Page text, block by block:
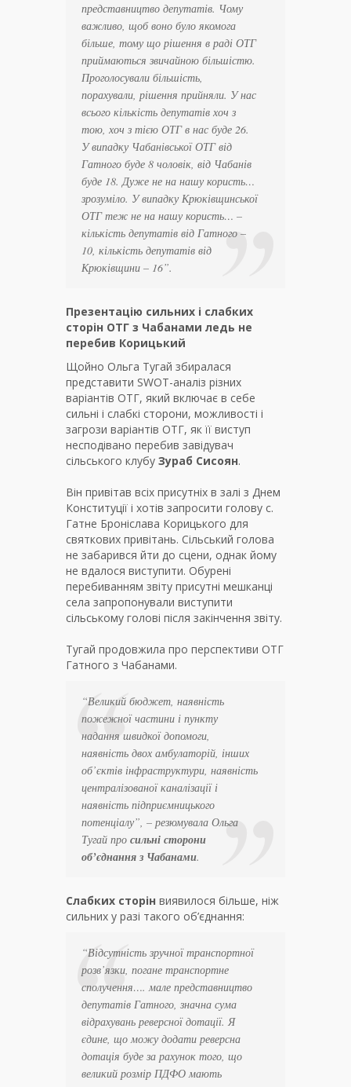
представництво депутатів. Чому
важливо, щоб воно було якомога
більше, тому що рішення в раді ОТГ
приймаються звичайною більшістю.
Проголосували більшість,
порахували, рішення прийняли. У нас
всього кількість депутатів хоч з
тою, хоч з тією ОТГ в нас буде 26.
У випадку Чабанівської ОТГ від
Гатного буде 8 чоловік, від Чабанів
буде 18. Дуже не на нашу користь…
зрозуміло. У випадку Крюківщинської
ОТГ теж не на нашу користь… –
кількість депутатів від Гатного –
10, кількість депутатів від
Крюківщини – 16”.
Презентацію сильних і слабких
сторін ОТГ з Чабанами ледь не
перебив Корицький
Щойно Ольга Тугай збиралася
представити SWOT-аналіз різних
варіантів ОТГ, який включає в себе
сильні і слабкі сторони, можливості і
загрози варіантів ОТГ, як її виступ
несподівано перебив завідувач
сільського клубу Зураб Сисоян.
Він привітав всіх присутніх в залі з Днем
Конституції і хотів запросити голову с.
Гатне Броніслава Корицького для
святкових привітань. Сільський голова
не забарився йти до сцени, однак йому
не вдалося виступити. Обурені
перебиванням звіту присутні мешканці
села запропонували виступити
сільському голові після закінчення звіту.
Тугай продовжила про перспективи ОТГ
Гатного з Чабанами.
“Великий бюджет, наявність
пожежної частини і пункту
надання швидкої допомоги,
наявність двох амбулаторій, інших
об’єктів інфраструктури, наявність
централізованої каналізації і
наявність підприємницького
потенціалу”, – резюмувала Ольга
Тугай про сильні сторони
об’єднання з Чабанами.
Слабких сторін виявилося більше, ніж
сильних у разі такого об’єднання:
“Відсутність зручної транспортної
розв’язки, погане транспортне
сполучення…. мале представництво
депутатів Гатного, значна сума
відрахувань реверсної дотації. Я
єдине, що можу додати реверсна
дотація буде за рахунок того, що
великий розмір ПДФО мають